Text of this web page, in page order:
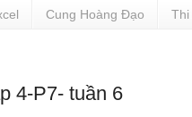
Cung Hoàng Đạo Thi
4-P7- tuần 6